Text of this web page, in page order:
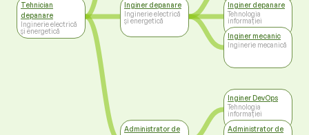
Tehnician
depanare
Inginerie electrică
și energetică
Inginer depanare
Inginerie electrică
și energetică
Administrator de
Inginer depanare
Tehnologia
informației
Inginer mecanic
Inginerie mecanică
Inginer DevOps
Tehnologia
informației
Administrator de